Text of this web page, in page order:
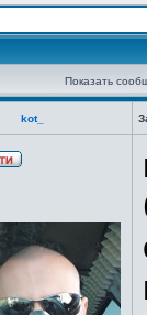
Показать
kot_